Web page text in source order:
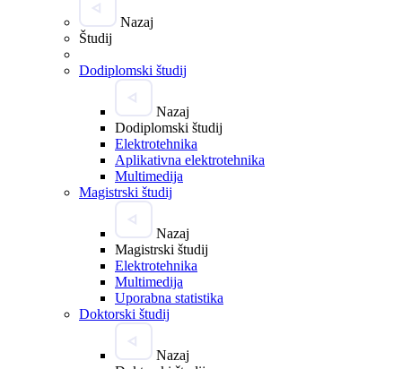
Nazaj
Študij
Dodiplomski študij
Nazaj
Dodiplomski študij
Elektrotehnika
Aplikativna elektrotehnika
Multimedija
Magistrski študij
Nazaj
Magistrski študij
Elektrotehnika
Multimedija
Uporabna statistika
Doktorski študij
Nazaj